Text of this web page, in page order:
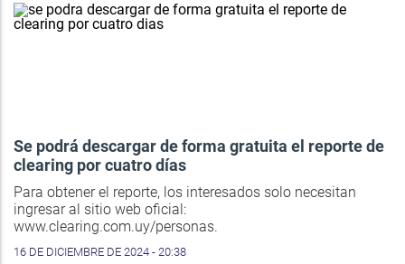
Se podrá descargar de forma gratuita el reporte de
clearing por cuatro días
Para obtener el reporte, los interesados solo necesitan
ingresar al sitio web oficial:
www.clearing.com.uy/personas.
16 DE DICIEMBRE DE 2024 - 20:38